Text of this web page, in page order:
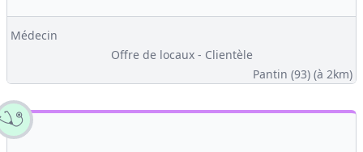
Médecin
Offre de locaux - Clientèle
Pantin (93) (à 2km)